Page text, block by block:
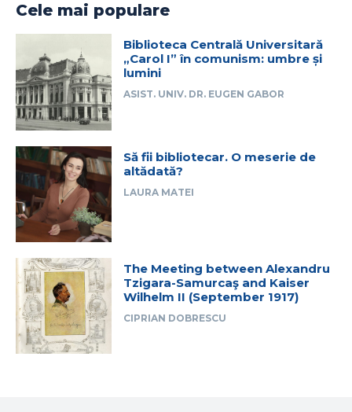
Cele mai populare
Biblioteca Centrală Universitară
„Carol I” în comunism: umbre și
lumini
ASIST. UNIV. DR. EUGEN GABOR
Să fii bibliotecar. O meserie de
altădată?
LAURA MATEI
The Meeting between Alexandru
Tzigara-Samurcaş and Kaiser
Wilhelm II (September 1917)
CIPRIAN DOBRESCU